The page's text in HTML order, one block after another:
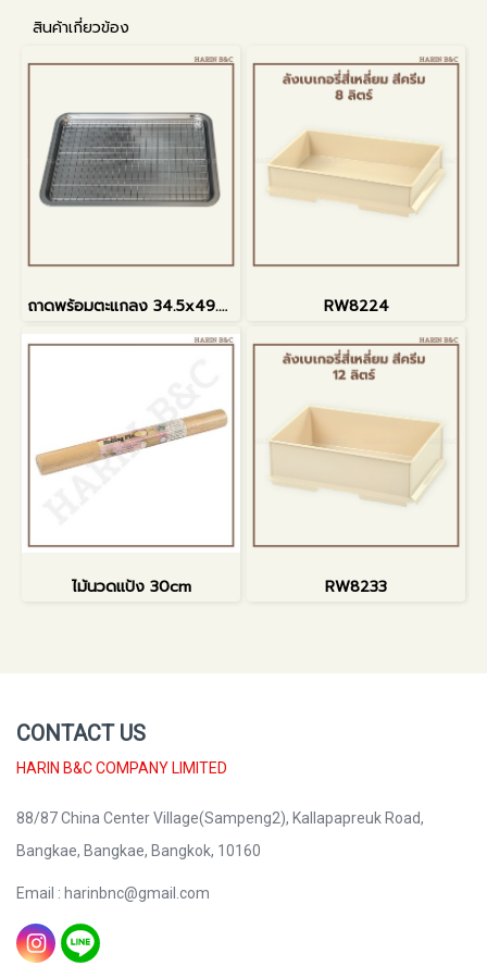
สินค้าเกี่ยวข้อง
ถาดพร้อมตะแกลง 34.5x49.5x2cm RW8224
ไม้นวดแป้ง 30cm RW8233
CONTACT US
HARIN B&C COMPANY LIMITED
88/87 China Center Village(Sampeng2), Kallapapreuk Road,
Bangkae, Bangkae, Bangkok, 10160
Email : harinbnc@gmail.com